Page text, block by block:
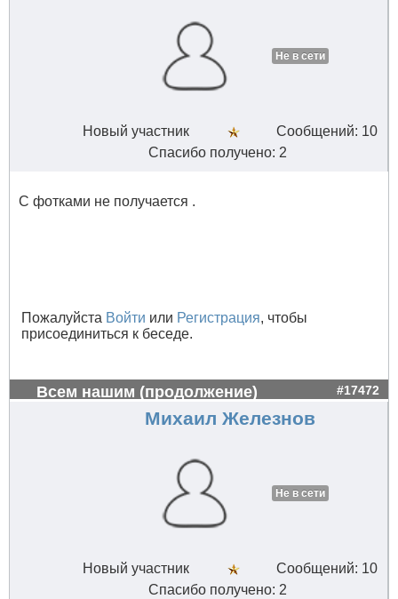
Не в сети
Новый участник
Сообщений: 10
Спасибо получено: 2
С фотками не получается .
Пожалуйста Войти или Регистрация, чтобы
присоединиться к беседе.
Всем нашим (продолжение) #17472
Михаил Железнов
Не в сети
Новый участник
Сообщений: 10
Спасибо получено: 2